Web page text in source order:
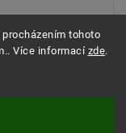
tohoto
Více informací zde.